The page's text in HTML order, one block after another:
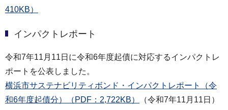
410KB）
インパクトレポート
令和7年11月11日に令和6年度起債に対応するインパクトレ
ポートを公表しました。
横浜市サステナビリティボンド・インパクトレポート（令
和6年度起債分）（PDF：2,722KB）
（令和7年11月11日）